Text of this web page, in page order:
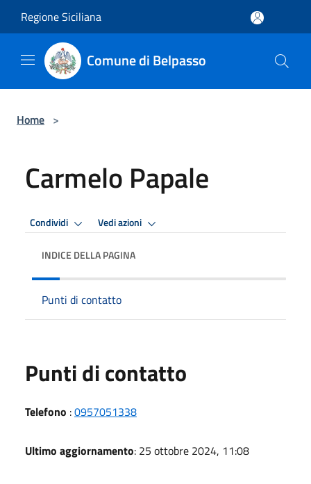
Regione Siciliana
Comune di Belpasso
Home >
Carmelo Papale
Condividi Vedi azioni
INDICE DELLA PAGINA
Punti di contatto
Punti di contatto
Telefono :0957051338
Ultimo aggiornamento: 25 ottobre 2024, 11:08